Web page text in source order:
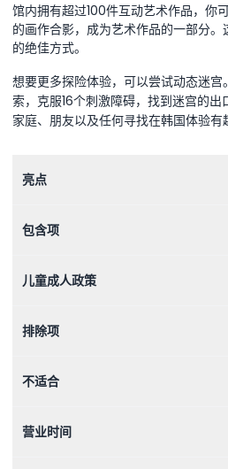
馆内拥有超过100件互动艺术作品，你
的画作合影，成为艺术作品的一部分
的绝佳方式。
想要更多探险体验，可以尝试动态迷
索，克服16个刺激障碍，找到迷宫的出
家庭、朋友以及任何寻找在韩国体验有
亮点
包含项
儿童成人政策
排除项
不适合
营业时间